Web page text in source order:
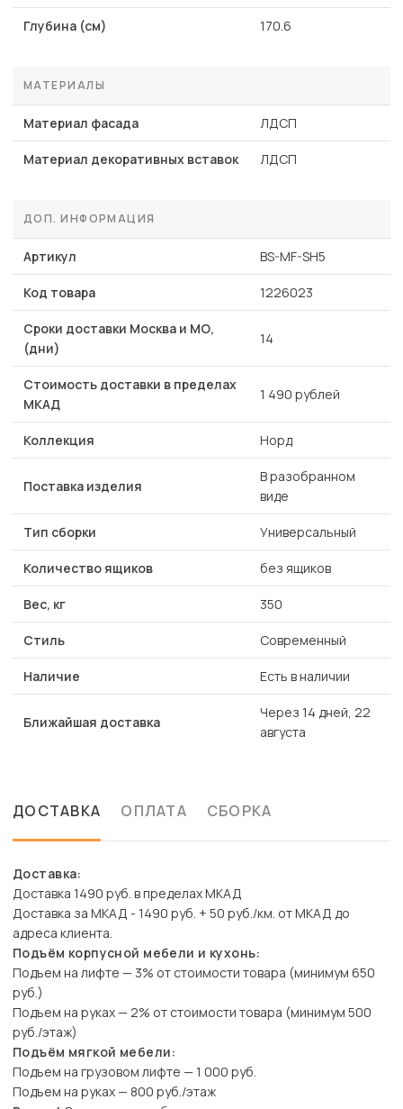
Глубина (см) 170.6
МАТЕРИАЛЫ
Материал фасада ЛДСП
Материал декоративных вставок ЛДСП
ДОП. ИНФОРМАЦИЯ
Артикул BS-MF-SH5
Код товара 1226023
Сроки доставки Москва и МО,
(дни)
14
Стоимость доставки в пределах
МКАД
1 490 рублей
Коллекция Норд
Поставка изделия
В разобранном
виде
Тип сборки Универсальный
Количество ящиков без ящиков
Вес, кг 350
Стиль Современный
Наличие Есть в наличии
Ближайшая доставка
Через 14 дней, 22
августа
ДОСТАВКА ОПЛАТА СБОРКА
Доставка:
Доставка 1490 руб. в пределах МКАД
Доставка за МКАД - 1490 руб. + 50 руб./км. от МКАД до
адреса клиента.
Подъём корпусной мебели и кухонь:
Подъем на лифте — 3% от стоимости товара (минимум 650
руб.)
Подъем на руках — 2% от стоимости товара (минимум 500
руб./этаж)
Подъём мягкой мебели:
Подъем на грузовом лифте — 1 000 руб.
Подъем на руках — 800 руб./этаж